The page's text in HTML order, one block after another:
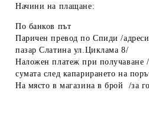
Начини на плащане:
По банков път
Паричен превод по Спиди /
пазар Слатина ул.Циклама 8/
Наложен платеж при получаване /
сумата след капарирането на
На място в магазина в брой /за